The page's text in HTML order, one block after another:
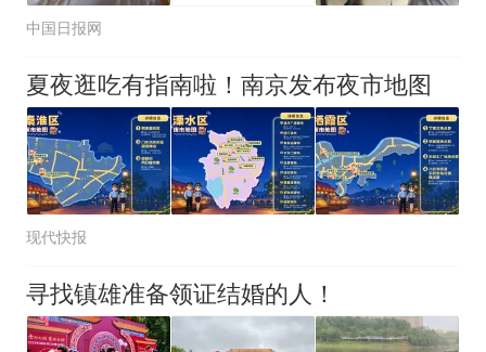
中国日报网
夏夜逛吃有指南啦！南京发布夜市地图
现代快报
寻找镇雄准备领证结婚的人！